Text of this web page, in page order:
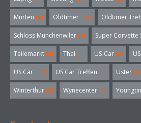
Murten (3) Oldtimer (32) Oldtimer
Schloss Münchenwiler (3) Super Corvette
Teilemarkt (4) Thal (3) US-Car (6)
US Car (57) US Car Treffen (6) Uster (4)
Winterthur (3) Wynecenter (3)